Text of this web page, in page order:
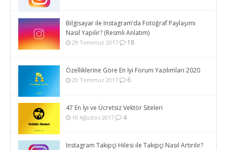
Bilgisayar ile Instagram’da Fotoğraf Paylaşımı
Nasıl Yapılır? (Resmli Anlatım)
29 Temmuz 2017 18
Özelliklerine Göre En İyi Forum Yazılımları 2020
20 Temmuz 2017 6
47 En İyi ve Ücretsiz Vektör Siteleri
10 Ağustos 2017 4
Instagram Takipçi Hilesi ile Takipçi Nasıl Artırılır?